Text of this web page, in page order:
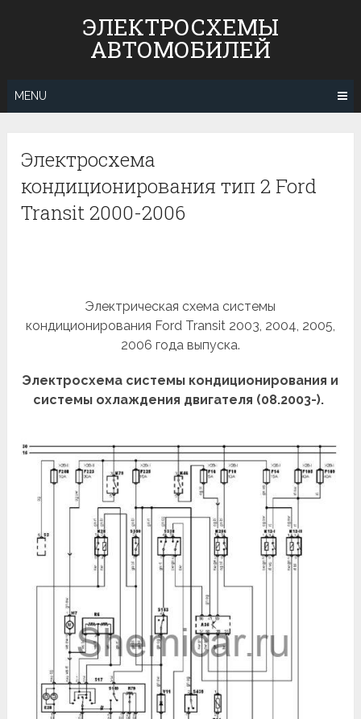
ЭЛЕКТРОСХЕМЫ
АВТОМОБИЛЕЙ
MENU
Электросхема
кондиционирования тип 2 Ford
Transit 2000-2006
Электрическая схема системы
кондиционирования Ford Transit 2003, 2004, 2005,
2006 года выпуска.
Электросхема системы кондиционирования и
системы охлаждения двигателя (08.2003-).